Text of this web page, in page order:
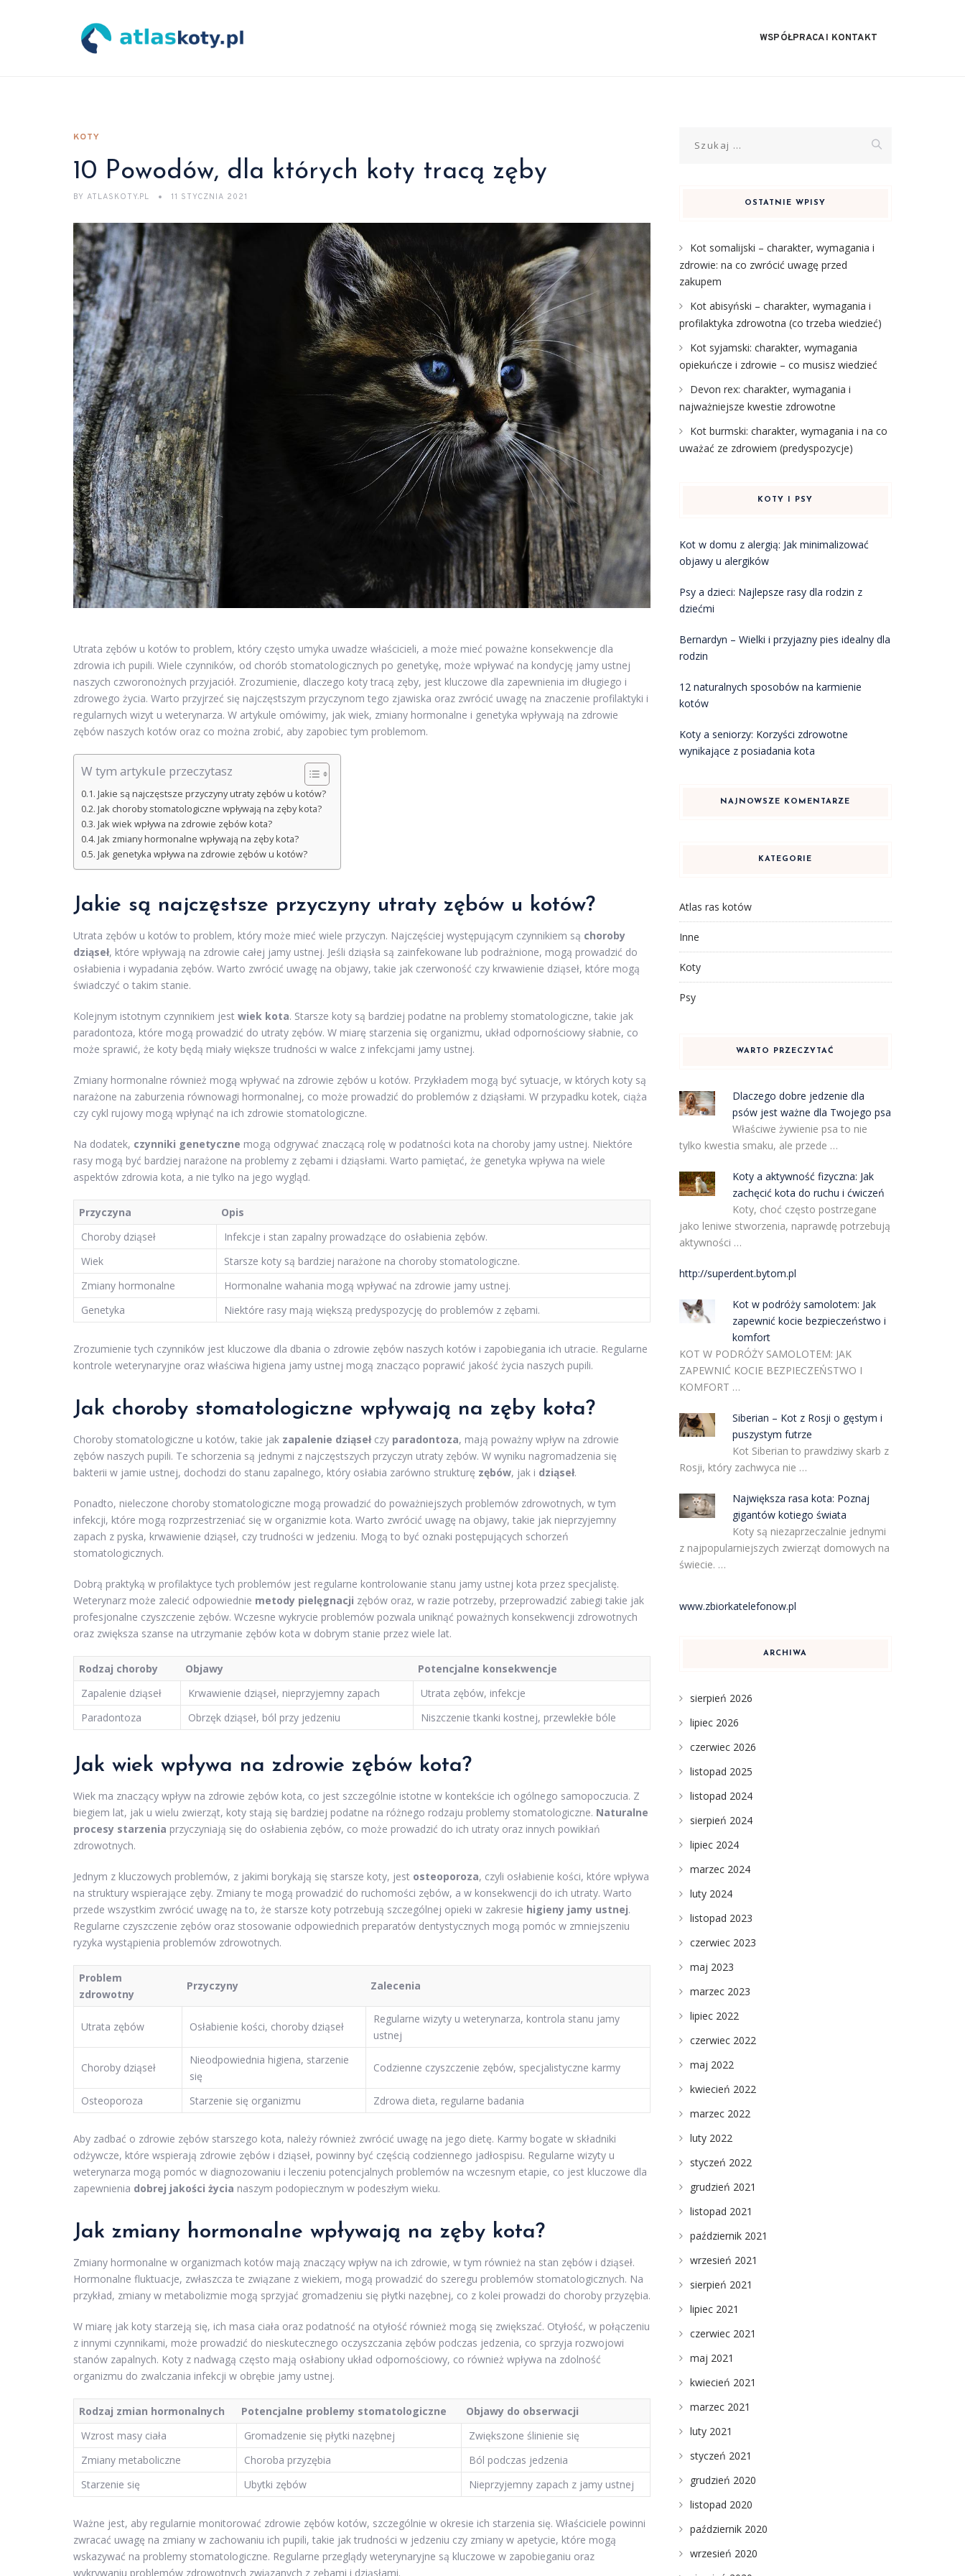
WSPÓŁPRACA I KONTAKT
KOTY
10 Powodów, dla których koty tracą zęby
BY ATLASKOTY.PL 11 STYCZNIA 2021
Utrata zębów u kotów to problem, który często umyka uwadze właścicieli, a może mieć poważne konsekwencje dla
zdrowia ich pupili. Wiele czynników, od chorób stomatologicznych po genetykę, może wpływać na kondycję jamy ustnej
naszych czworonożnych przyjaciół. Zrozumienie, dlaczego koty tracą zęby, jest kluczowe dla zapewnienia im długiego i
zdrowego życia. Warto przyjrzeć się najczęstszym przyczynom tego zjawiska oraz zwrócić uwagę na znaczenie profilaktyki i
regularnych wizyt u weterynarza. W artykule omówimy, jak wiek, zmiany hormonalne i genetyka wpływają na zdrowie
zębów naszych kotów oraz co można zrobić, aby zapobiec tym problemom.
W tym artykule przeczytasz
Jakie są najczęstsze przyczyny utraty zębów u kotów?
Jak choroby stomatologiczne wpływają na zęby kota?
Jak wiek wpływa na zdrowie zębów kota?
Jak zmiany hormonalne wpływają na zęby kota?
Jak genetyka wpływa na zdrowie zębów u kotów?
Jakie są najczęstsze przyczyny utraty zębów u kotów?
Utrata zębów u kotów to problem, który może mieć wiele przyczyn. Najczęściej występującym czynnikiem są choroby
dziąseł, które wpływają na zdrowie całej jamy ustnej. Jeśli dziąsła są zainfekowane lub podrażnione, mogą prowadzić do
osłabienia i wypadania zębów. Warto zwrócić uwagę na objawy, takie jak czerwoność czy krwawienie dziąseł, które mogą
świadczyć o takim stanie.
Kolejnym istotnym czynnikiem jest wiek kota. Starsze koty są bardziej podatne na problemy stomatologiczne, takie jak
paradontoza, które mogą prowadzić do utraty zębów. W miarę starzenia się organizmu, układ odpornościowy słabnie, co
może sprawić, że koty będą miały większe trudności w walce z infekcjami jamy ustnej.
Zmiany hormonalne również mogą wpływać na zdrowie zębów u kotów. Przykładem mogą być sytuacje, w których koty są
narażone na zaburzenia równowagi hormonalnej, co może prowadzić do problemów z dziąsłami. W przypadku kotek, ciąża
czy cykl rujowy mogą wpłynąć na ich zdrowie stomatologiczne.
Na dodatek, czynniki genetyczne mogą odgrywać znaczącą rolę w podatności kota na choroby jamy ustnej. Niektóre
rasy mogą być bardziej narażone na problemy z zębami i dziąsłami. Warto pamiętać, że genetyka wpływa na wiele
aspektów zdrowia kota, a nie tylko na jego wygląd.
Przyczyna
Opis
Choroby dziąseł
Infekcje i stan zapalny prowadzące do osłabienia zębów.
Wiek
Starsze koty są bardziej narażone na choroby stomatologiczne.
Zmiany hormonalne
Hormonalne wahania mogą wpływać na zdrowie jamy ustnej.
Genetyka
Niektóre rasy mają większą predyspozycję do problemów z zębami.
Zrozumienie tych czynników jest kluczowe dla dbania o zdrowie zębów naszych kotów i zapobiegania ich utracie. Regularne
kontrole weterynaryjne oraz właściwa higiena jamy ustnej mogą znacząco poprawić jakość życia naszych pupili.
Jak choroby stomatologiczne wpływają na zęby kota?
Choroby stomatologiczne u kotów, takie jak zapalenie dziąsełczy paradontoza, mają poważny wpływ na zdrowie
zębów naszych pupili. Te schorzenia są jednymi z najczęstszych przyczyn utraty zębów. W wyniku nagromadzenia się
bakterii w jamie ustnej, dochodzi do stanu zapalnego, który osłabia zarówno strukturę zębów, jak i dziąseł.
Ponadto, nieleczone choroby stomatologiczne mogą prowadzić do poważniejszych problemów zdrowotnych, w tym
infekcji, które mogą rozprzestrzeniać się w organizmie kota. Warto zwrócić uwagę na objawy, takie jak nieprzyjemny
zapach z pyska, krwawienie dziąseł, czy trudności w jedzeniu. Mogą to być oznaki postępujących schorzeń
stomatologicznych.
Dobrą praktyką w profilaktyce tych problemów jest regularne kontrolowanie stanu jamy ustnej kota przez specjalistę.
Weterynarz może zalecić odpowiednie metody pielęgnacji zębów oraz, w razie potrzeby, przeprowadzić zabiegi takie jak
profesjonalne czyszczenie zębów. Wczesne wykrycie problemów pozwala uniknąć poważnych konsekwencji zdrowotnych
oraz zwiększa szanse na utrzymanie zębów kota w dobrym stanie przez wiele lat.
Rodzaj choroby Objawy
Potencjalne konsekwencje
Zapalenie dziąseł
Krwawienie dziąseł, nieprzyjemny zapach
Utrata zębów, infekcje
Paradontoza
Obrzęk dziąseł, ból przy jedzeniu Niszczenie tkanki kostnej, przewlekłe bóle
Jak wiek wpływa na zdrowie zębów kota?
Wiek ma znaczący wpływ na zdrowie zębów kota, co jest szczególnie istotne w kontekście ich ogólnego samopoczucia. Z
biegiem lat, jak u wielu zwierząt, koty stają się bardziej podatne na różnego rodzaju problemy stomatologiczne. Naturalne
procesy starzenia przyczyniają się do osłabienia zębów, co może prowadzić do ich utraty oraz innych powikłań
zdrowotnych.
Jednym z kluczowych problemów, z jakimi borykają się starsze koty, jest osteoporoza, czyli osłabienie kości, które wpływa
na struktury wspierające zęby. Zmiany te mogą prowadzić do ruchomości zębów, a w konsekwencji do ich utraty. Warto
przede wszystkim zwrócić uwagę na to, że starsze koty potrzebują szczególnej opieki w zakresie higieny jamy ustnej.
Regularne czyszczenie zębów oraz stosowanie odpowiednich preparatów dentystycznych mogą pomóc w zmniejszeniu
ryzyka wystąpienia problemów zdrowotnych.
Problem
zdrowotny
Przyczyny Zalecenia
Utrata zębów Osłabienie kości, choroby dziąseł
Regularne wizyty u weterynarza, kontrola stanu jamy
ustnej
Choroby dziąseł
Nieodpowiednia higiena, starzenie
się
Codzienne czyszczenie zębów, specjalistyczne karmy
Osteoporoza Starzenie się organizmu Zdrowa dieta, regularne badania
Aby zadbać o zdrowie zębów starszego kota, należy również zwrócić uwagę na jego dietę. Karmy bogate w składniki
odżywcze, które wspierają zdrowie zębów i dziąseł, powinny być częścią codziennego jadłospisu. Regularne wizyty u
weterynarza mogą pomóc w diagnozowaniu i leczeniu potencjalnych problemów na wczesnym etapie, co jest kluczowe dla
zapewnienia dobrej jakości życia naszym podopiecznym w podeszłym wieku.
Jak zmiany hormonalne wpływają na zęby kota?
Zmiany hormonalne w organizmach kotów mają znaczący wpływ na ich zdrowie, w tym również na stan zębów i dziąseł.
Hormonalne fluktuacje, zwłaszcza te związane z wiekiem, mogą prowadzić do szeregu problemów stomatologicznych. Na
przykład, zmiany w metabolizmie mogą sprzyjać gromadzeniu się płytki nazębnej, co z kolei prowadzi do choroby przyzębia.
W miarę jak koty starzeją się, ich masa ciała oraz podatność na otyłość również mogą się zwiększać. Otyłość, w połączeniu
z innymi czynnikami, może prowadzić do nieskutecznego oczyszczania zębów podczas jedzenia, co sprzyja rozwojowi
stanów zapalnych. Koty z nadwagą często mają osłabiony układ odpornościowy, co również wpływa na zdolność
organizmu do zwalczania infekcji w obrębie jamy ustnej.
Rodzaj zmian hormonalnych Potencjalne problemy stomatologiczne
Objawy do obserwacji
Wzrost masy ciała
Gromadzenie się płytki nazębnej
Zwiększone ślinienie się
Zmiany metaboliczne
Choroba przyzębia
Ból podczas jedzenia
Starzenie się
Ubytki zębów Nieprzyjemny zapach z jamy ustnej
Ważne jest, aby regularnie monitorować zdrowie zębów kotów, szczególnie w okresie ich starzenia się. Właściciele powinni
zwracać uwagę na zmiany w zachowaniu ich pupili, takie jak trudności w jedzeniu czy zmiany w apetycie, które mogą
wskazywać na problemy stomatologiczne. Regularne przeglądy weterynaryjne są kluczowe w zapobieganiu oraz
wykrywaniu problemów zdrowotnych związanych z zębami i dziąsłami.
OSTATNIE WPISY
Kot somalijski – charakter, wymagania i
zdrowie: na co zwrócić uwagę przed
zakupem
Kot abisyński – charakter, wymagania i
profilaktyka zdrowotna (co trzeba wiedzieć)
Kot syjamski: charakter, wymagania
opiekuńcze i zdrowie – co musisz wiedzieć
Devon rex: charakter, wymagania i
najważniejsze kwestie zdrowotne
Kot burmski: charakter, wymagania i na co
uważać ze zdrowiem (predyspozycje)
KOTY I PSY
Kot w domu z alergią: Jak minimalizować
objawy u alergików
Psy a dzieci: Najlepsze rasy dla rodzin z
dziećmi
Bernardyn – Wielki i przyjazny pies idealny dla
rodzin
12 naturalnych sposobów na karmienie
kotów
Koty a seniorzy: Korzyści zdrowotne
wynikające z posiadania kota
NAJNOWSZE KOMENTARZE
KATEGORIE
Atlas ras kotów
Inne
Koty
Psy
WARTO PRZECZYTAĆ
Dlaczego dobre jedzenie dla
psów jest ważne dla Twojego psa
Właściwe żywienie psa to nie
tylko kwestia smaku, ale przede …
Koty a aktywność fizyczna: Jak
zachęcić kota do ruchu i ćwiczeń
Koty, choć często postrzegane
jako leniwe stworzenia, naprawdę potrzebują
aktywności …
http://superdent.bytom.pl
Kot w podróży samolotem: Jak
zapewnić kocie bezpieczeństwo i
komfort
KOT W PODRÓŻY SAMOLOTEM: JAK
ZAPEWNIĆ KOCIE BEZPIECZEŃSTWO I
KOMFORT …
Siberian – Kot z Rosji o gęstym i
puszystym futrze
Kot Siberian to prawdziwy skarb z
Rosji, który zachwyca nie …
Największa rasa kota: Poznaj
gigantów kotiego świata
Koty są niezaprzeczalnie jednymi
z najpopularniejszych zwierząt domowych na
świecie. …
www.zbiorkatelefonow.pl
ARCHIWA
sierpień 2026
lipiec 2026
czerwiec 2026
listopad 2025
listopad 2024
sierpień 2024
lipiec 2024
marzec 2024
luty 2024
listopad 2023
czerwiec 2023
maj 2023
marzec 2023
lipiec 2022
czerwiec 2022
maj 2022
kwiecień 2022
marzec 2022
luty 2022
styczeń 2022
grudzień 2021
listopad 2021
październik 2021
wrzesień 2021
sierpień 2021
lipiec 2021
czerwiec 2021
maj 2021
kwiecień 2021
marzec 2021
luty 2021
styczeń 2021
grudzień 2020
listopad 2020
październik 2020
wrzesień 2020